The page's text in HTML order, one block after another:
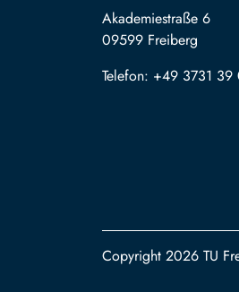
Akademiestraße 6
09599 Freiberg
Telefon: +49 3731 39
Copyright 2026 TU